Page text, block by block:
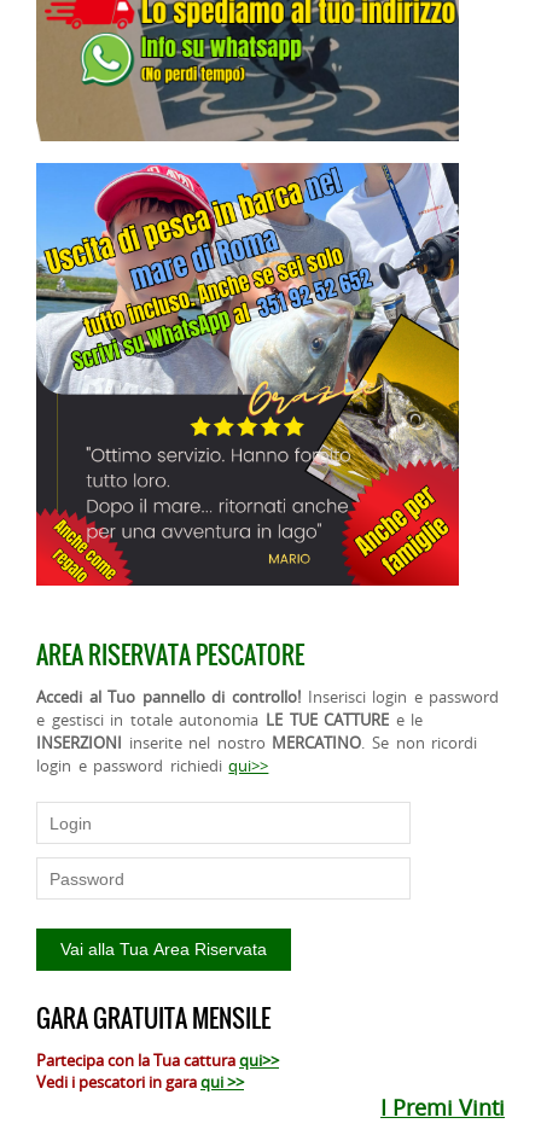
AREA RISERVATA PESCATORE
Accedi al Tuo pannello di controllo! Inserisci login e password
e gestisci in totale autonomia LE TUE CATTURE e le
INSERZIONI inserite nel nostro MERCATINO. Se non ricordi
login e password richiediqui>>
GARA GRATUITA MENSILE
Partecipa con la Tua catturaqui>>
Vedi i pescatori in garaqui >>
I Premi Vinti